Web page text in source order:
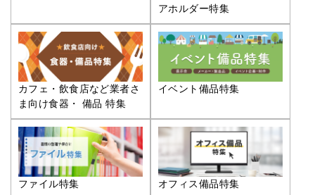
アホルダー特集
カフェ・飲食店など業者さ
ま向け食器・ 備品 特集
イベント備品特集
ファイル特集 オフィス備品特集